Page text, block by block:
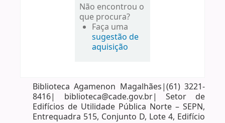
Não encontrou o
que procura?
Faça uma
sugestão de
aquisição
Biblioteca Agamenon Magalhães|(61) 3221-
8416| biblioteca@cade.gov.br| Setor de
Edifícios de Utilidade Pública Norte – SEPN,
Entrequadra 515, Conjunto D, Lote 4, Edifício